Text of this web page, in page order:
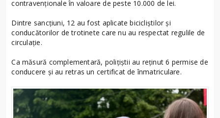
contravenționale în valoare de peste 10.000 de lei.
Dintre sancțiuni, 12 au fost aplicate bicicliștilor și
conducătorilor de trotinete care nu au respectat regulile de
circulație.
Ca măsură complementară, polițiștii au reținut 6 permise de
conducere și au retras un certificat de înmatriculare.